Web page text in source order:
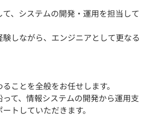
、システムの開発・運用を担当して
しながら、エンジニアとして更なる
ことを全般をお任せします。
て、情報システムの開発から運用支
トしていただきます。